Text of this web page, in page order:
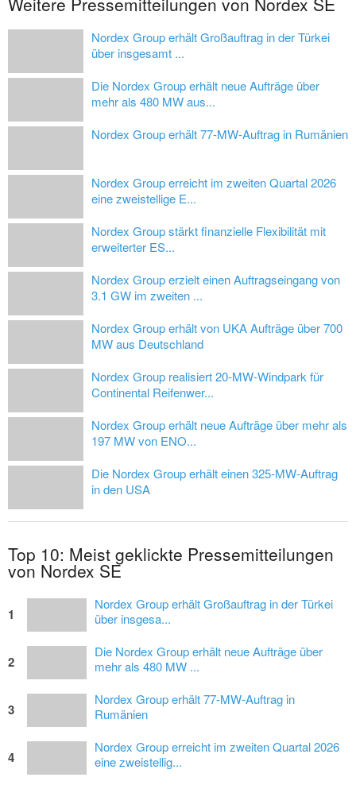
Nordex Group erhält Großauftrag in der Türkei
über insgesamt ...
Die Nordex Group erhält neue Aufträge über
mehr als 480 MW aus...
Nordex Group erhält 77-MW-Auftrag in Rumänien
Nordex Group erreicht im zweiten Quartal 2026
eine zweistellige E...
Nordex Group stärkt finanzielle Flexibilität mit
erweiterter ES...
Nordex Group erzielt einen Auftragseingang von
3.1 GW im zweiten ...
Nordex Group erhält von UKA Aufträge über 700
MW aus Deutschland
Nordex Group realisiert 20-MW-Windpark für
Continental Reifenwer...
Nordex Group erhält neue Aufträge über mehr als
197 MW von ENO...
Die Nordex Group erhält einen 325-MW-Auftrag
in den USA
Top 10: Meist geklickte Pressemitteilungen
von Nordex SE
1
Nordex Group erhält Großauftrag in der Türkei
über insgesa...
2
Die Nordex Group erhält neue Aufträge über
mehr als 480 MW ...
3
Nordex Group erhält 77-MW-Auftrag in
Rumänien
4
Nordex Group erreicht im zweiten Quartal 2026
eine zweistellig...